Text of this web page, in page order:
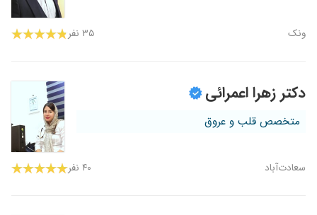
ونک ۳۵ نفر
دکتر زهرا اعمرائی
متخصص قلب و عروق
سعادت‌آباد ۴۰ نفر